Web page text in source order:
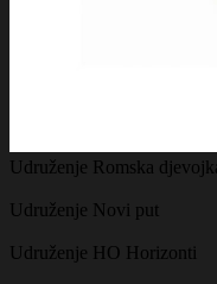
Udruženje Romska
Udruženje Novi put
Udruženje HO Horizonti